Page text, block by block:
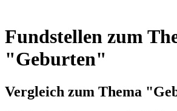
Fundstellen zum
"Geburten"
Vergleich zum Thema